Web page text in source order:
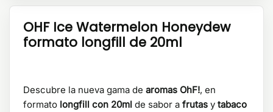
OHF Ice Watermelon Honeydew
formato longfill de 20ml
Descubre la nueva gama de aromas OhF!, en
formato longfill con 20ml de sabor a frutas y tabaco